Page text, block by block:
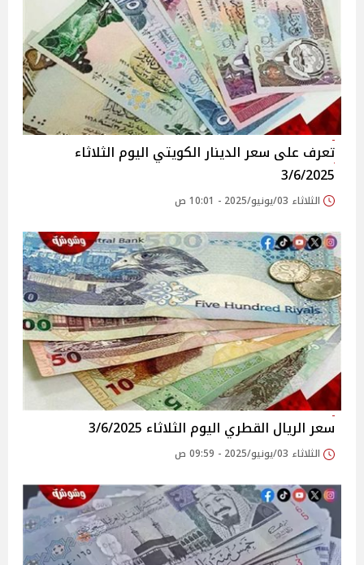
تعرف على سعر الدينار الكويتي اليوم الثلاثاء
3/6/2025
الثلاثاء 03/يونيو/2025 - 10:01 ص
سعر الريال القطري اليوم الثلاثاء 3/6/2025
الثلاثاء 03/يونيو/2025 - 09:59 ص